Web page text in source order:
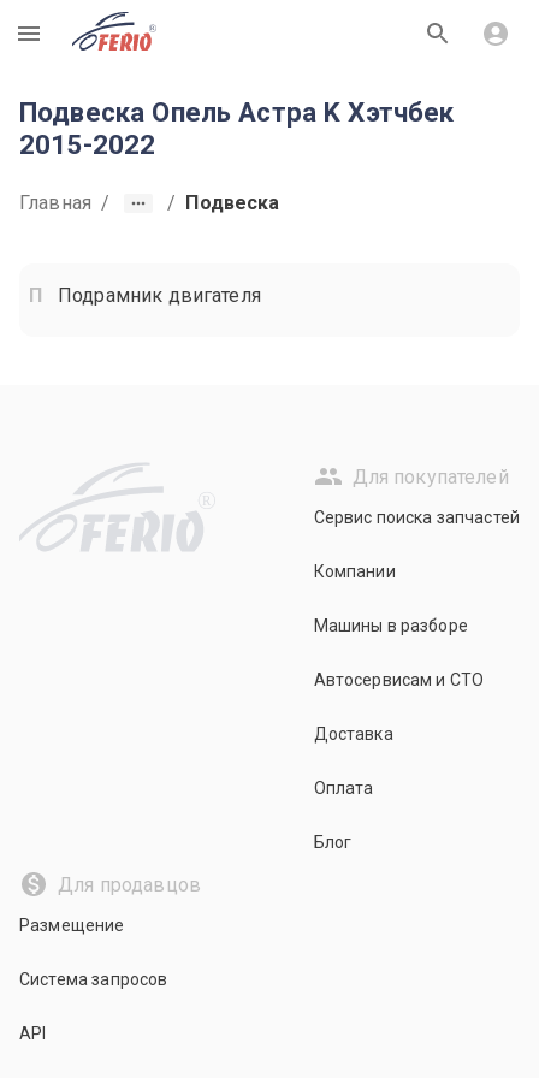
R
Подвеска Опель Астра K Хэтчбек
2015-2022
Главная / / Подвеска
Подрамник двигателя
R
Для покупателей
Сервис поиска запчастей
Компании
Машины в разборе
Автосервисам и СТО
Доставка
Оплата
Блог
Для продавцов
Размещение
Система запросов
API